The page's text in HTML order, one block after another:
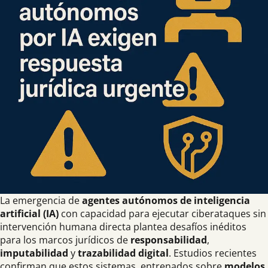
La emergencia deagentes autónomos de inteligencia
artificial (IA) con capacidad para ejecutar ciberataques sin
intervención humana directa plantea desafíos inéditos
para los marcos jurídicos de responsabilidad,
imputabilidad ytrazabilidad digital. Estudios recientes